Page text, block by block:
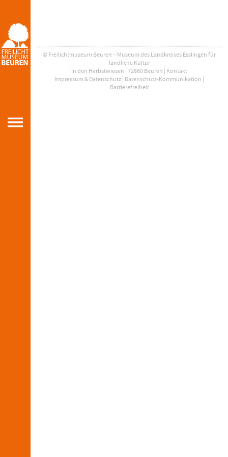
© Freilichtmuseum Beuren – Museum des Landkreises Esslingen für
ländliche Kultur
In den Herbstwiesen | 72660 Beuren | Kontakt
Impressum & Datenschutz| Datenschutz-Kommunikation |
Barrierefreiheit